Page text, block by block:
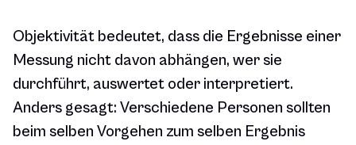
Objektivität bedeutet, dass die Ergebnisse einer
Messung nicht davon abhängen, wer sie
durchführt, auswertet oder interpretiert.
Anders gesagt: Verschiedene Personen sollten
beim selben Vorgehen zum selben Ergebnis